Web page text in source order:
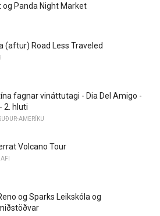
og Panda Night Market
(aftur) Road Less Traveled
fagnar vináttutagi - Dia Del Amigo -
2. hluti
AMERÍKU
Volcano Tour
og Sparks Leikskóla og